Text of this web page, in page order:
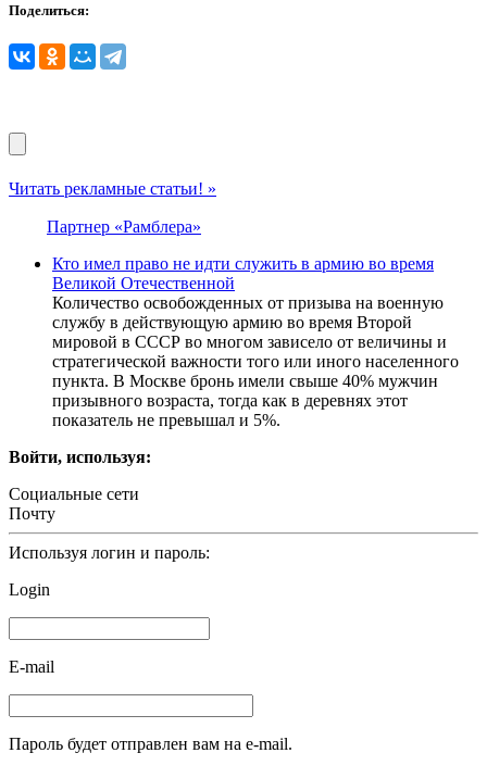
Поделиться:
Читать рекламные статьи! »
Партнер «Рамблера»
Кто имел право не идти служить в армию во время
Великой Отечественной
Количество освобожденных от призыва на военную
службу в действующую армию во время Второй
мировой в СССР во многом зависело от величины и
стратегической важности того или иного населенного
пункта. В Москве бронь имели свыше 40% мужчин
призывного возраста, тогда как в деревнях этот
показатель не превышал и 5%.
Войти, используя:
Социальные сети
Почту
Используя логин и пароль:
Login
E-mail
Пароль будет отправлен вам на e-mail.